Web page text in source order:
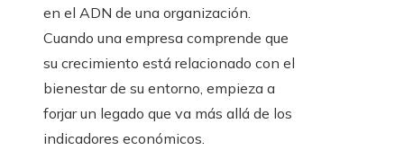
en el ADN de una organización.
Cuando una empresa comprende que
su crecimiento está relacionado con el
bienestar de su entorno, empieza a
forjar un legado que va más allá de los
indicadores económicos.